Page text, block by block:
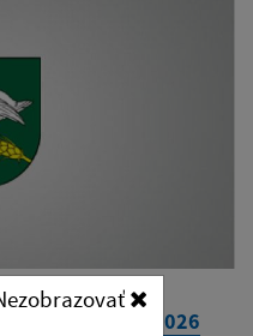
dňa 30. júla 2026